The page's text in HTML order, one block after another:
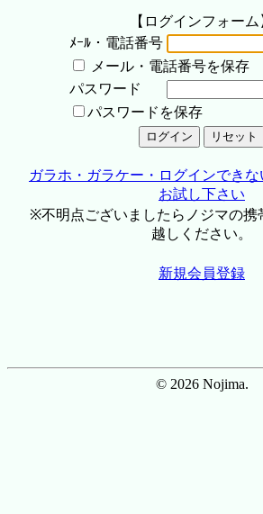
【ログインフォーム
ﾒｰﾙ・電話番号
メール・電話番号を保存
パスワード
パスワードを保存
ガラホ・ガラケー・ログインでき
お試し下さい
※不明点ございましたらノジマの携
越しください。
新規会員登録
© 2026 Nojima.